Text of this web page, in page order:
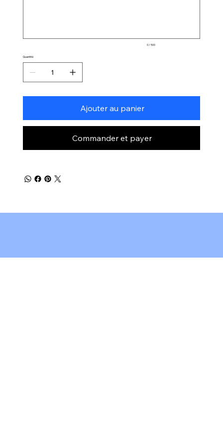
0 / 500
Quantité
Ajouter au panier
Commander et payer